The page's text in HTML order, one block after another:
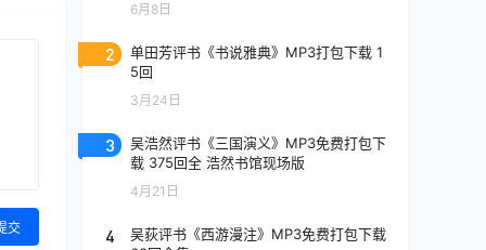
交
6月8日
2
单田芳评书《书说雅典》MP3打包下载 1
5回
3月24日
3
吴浩然评书《三国演义》MP3免费打包下
载 375回全 浩然书馆现场版
4月21日
4
吴荻评书《西游漫注》MP3免费打包下载